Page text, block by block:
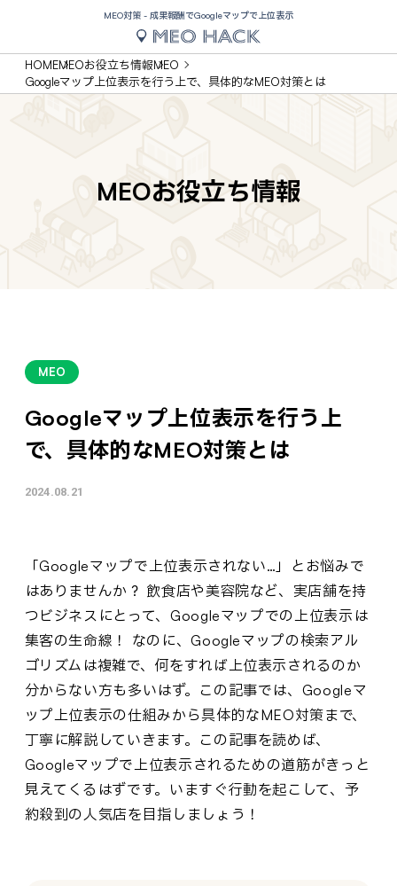
MEO対策 - 成果報酬でGoogleマップで上位表示
HOMEMEOお役立ち情報MEO
Googleマップ上位表示を行う上で、具体的なMEO対策とは
MEOお役立ち情報
MEO
Googleマップ上位表示を行う上
で、具体的なMEO対策とは
2024.08.21
「Googleマップで上位表示されない…」とお悩みで
はありませんか？ 飲食店や美容院など、実店舗を持
つビジネスにとって、Googleマップでの上位表示は
集客の生命線！ なのに、Googleマップの検索アル
ゴリズムは複雑で、何をすれば上位表示されるのか
分からない方も多いはず。この記事では、Googleマ
ップ上位表示の仕組みから具体的なMEO対策まで、
丁寧に解説していきます。この記事を読めば、
Googleマップで上位表示されるための道筋がきっと
見えてくるはずです。いますぐ行動を起こして、予
約殺到の人気店を目指しましょう！